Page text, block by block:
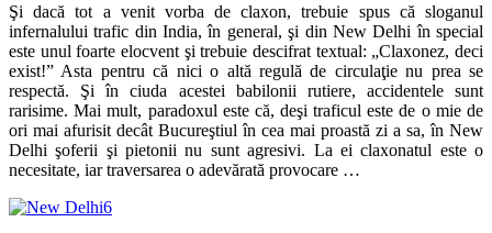
Şi dacă tot a venit vorba de claxon, trebuie spus că sloganul
infernalului trafic din India, în general, şi din New Delhi în special
este unul foarte elocvent şi trebuie descifrat textual: „Claxonez, deci
exist!” Asta pentru că nici o altă regulă de circulaţie nu prea se
respectă. Şi în ciuda acestei babilonii rutiere, accidentele sunt
rarisime. Mai mult, paradoxul este că, deşi traficul este de o mie de
ori mai afurisit decât Bucureştiul în cea mai proastă zi a sa, în New
Delhi şoferii şi pietonii nu sunt agresivi. La ei claxonatul este o
necesitate, iar traversarea o adevărată provocare …